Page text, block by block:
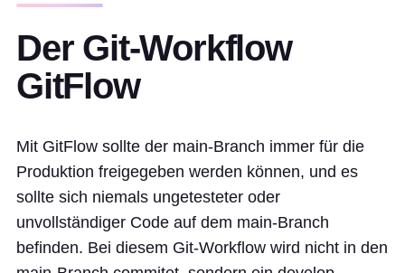
Der Git-Workflow
GitFlow
Mit GitFlow sollte der main-Branch immer für die
Produktion freigegeben werden können, und es
sollte sich niemals ungetesteter oder
unvollständiger Code auf dem main-Branch
befinden. Bei diesem Git-Workflow wird nicht in den